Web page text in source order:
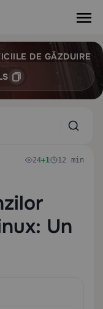
DE GĂZDUIRE
24+1 12 min
Un